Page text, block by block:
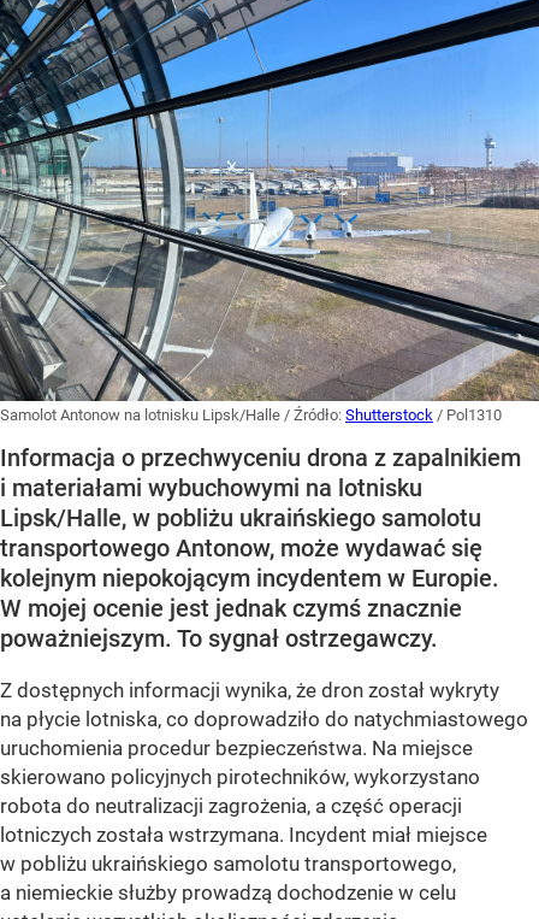
Samolot Antonow na lotnisku Lipsk/Halle / Źródło: Shutterstock / Pol1310
Informacja o przechwyceniu drona z zapalnikiem
i materiałami wybuchowymi na lotnisku
Lipsk/Halle, w pobliżu ukraińskiego samolotu
transportowego Antonow, może wydawać się
kolejnym niepokojącym incydentem w Europie.
W mojej ocenie jest jednak czymś znacznie
poważniejszym. To sygnał ostrzegawczy.
Z dostępnych informacji wynika, że dron został wykryty
na płycie lotniska, co doprowadziło do natychmiastowego
uruchomienia procedur bezpieczeństwa. Na miejsce
skierowano policyjnych pirotechników, wykorzystano
robota do neutralizacji zagrożenia, a część operacji
lotniczych została wstrzymana. Incydent miał miejsce
w pobliżu ukraińskiego samolotu transportowego,
a niemieckie służby prowadzą dochodzenie w celu